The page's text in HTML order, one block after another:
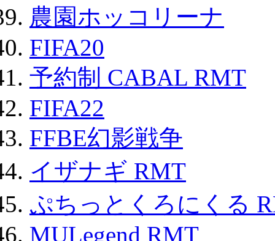
農園ホッコリーナ
FIFA20
予約制 CABAL RMT
FIFA22
FFBE幻影戦争
イザナギ RMT
ぷちっとくろにくる
MULegend RMT